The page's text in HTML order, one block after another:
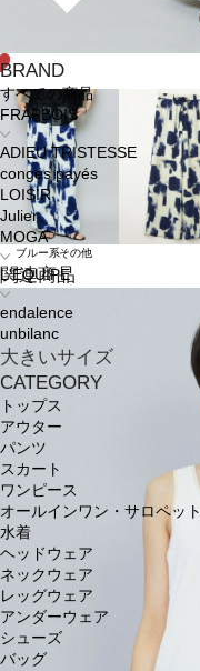
BRAND
すべての商品
FRAPBOIS
ADIEU TRISTESSE
congés payés
LOISIR
Julier
MOGA
L'EQUIPE
endalence
unbilanc
大きいサイズ
CATEGORY
トップス
アウター
パンツ
スカート
ワンピース
オールインワン・サロペット
水着
ヘッドウェア
ネックウェア
レッグウェア
アンダーウェア
シューズ
バッグ
ブルー系その他
関連商品